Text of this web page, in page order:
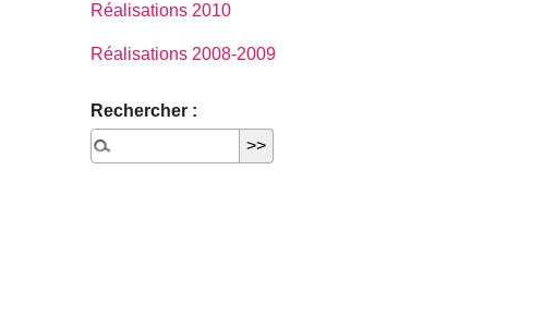
Réalisations 2010
Réalisations 2008-2009
Rechercher :